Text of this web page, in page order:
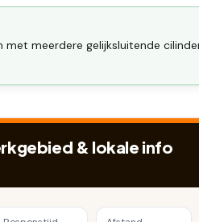
meerdere gelijksluitende
& lokale info